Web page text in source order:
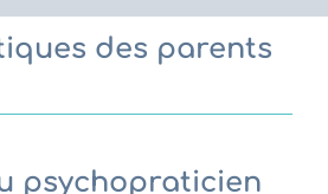
des parents
psychopraticien